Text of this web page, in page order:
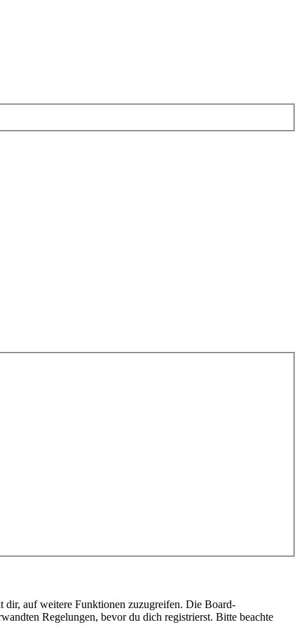
dir, auf weitere Funktionen zuzugreifen. Die Board-
Regelungen, bevor du dich registrierst. Bitte beachte